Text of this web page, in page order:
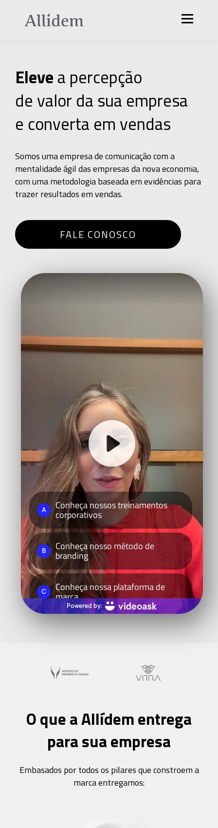
Elevea percepção
de valor da sua empresa
e converta em vendas
Somos uma empresa de comunicação com a
mentalidade ágil das empresas da nova economia,
com uma metodologia baseada em evidências para
trazer resultados em vendas.
FALE CONOSCO
O que a Allídem entrega
para sua empresa
Embasados por todos os pilares que constroem a
marca entregamos: